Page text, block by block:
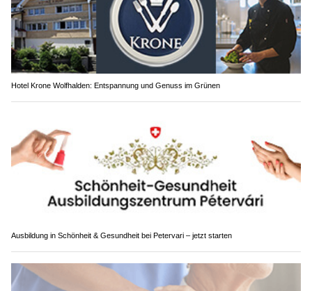
Hotel Krone Wolfhalden: Entspannung und Genuss im Grünen
Ausbildung in Schönheit & Gesundheit bei Petervari – jetzt starten